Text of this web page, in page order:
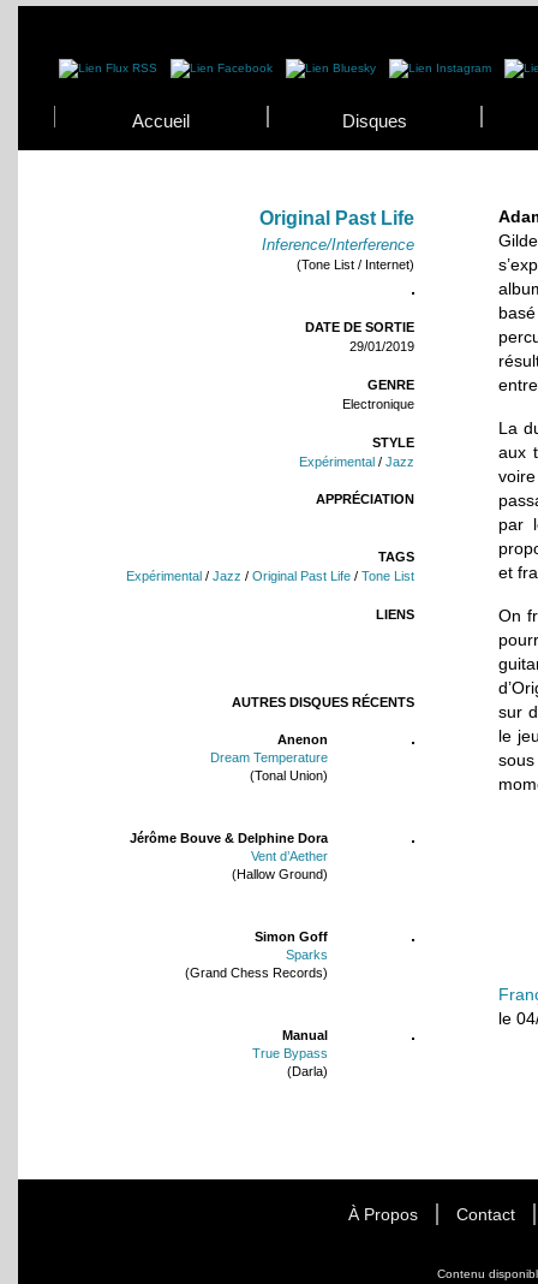
Accueil Disques
Original Past Life
Inference/Interference
(Tone List / Internet)
DATE DE SORTIE
29/01/2019
GENRE
Electronique
STYLE
Expérimental / Jazz
APPRÉCIATION
TAGS
Expérimental / Jazz / Original Past Life / Tone List
LIENS
AUTRES DISQUES RÉCENTS
Anenon
Dream Temperature
(Tonal Union)
Jérôme Bouve & Delphine Dora
Vent d’Aether
(Hallow Ground)
Simon Goff
Sparks
(Grand Chess Records)
Manual
True Bypass
(Darla)
La
aux
par
et
On
sur
le
le
À Propos Contact
Contenu